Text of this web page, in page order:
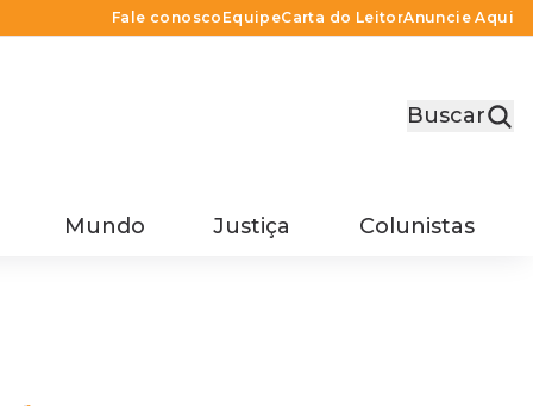
Fale conosco EquipeCarta do LeitorAnuncie Aqui
Buscar
Mundo Justiça Colunistas